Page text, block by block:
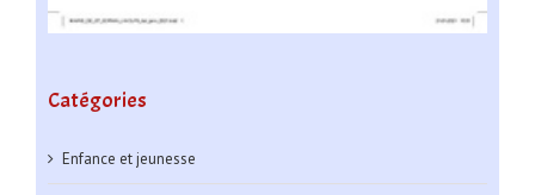
Catégories
Enfance et jeunesse